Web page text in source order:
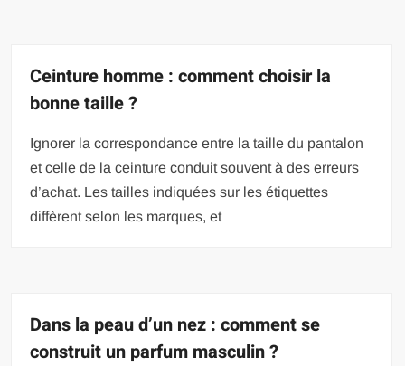
Ceinture homme : comment choisir la
bonne taille ?
Ignorer la correspondance entre la taille du pantalon
et celle de la ceinture conduit souvent à des erreurs
d’achat. Les tailles indiquées sur les étiquettes
diffèrent selon les marques, et
Dans la peau d’un nez : comment se
construit un parfum masculin ?